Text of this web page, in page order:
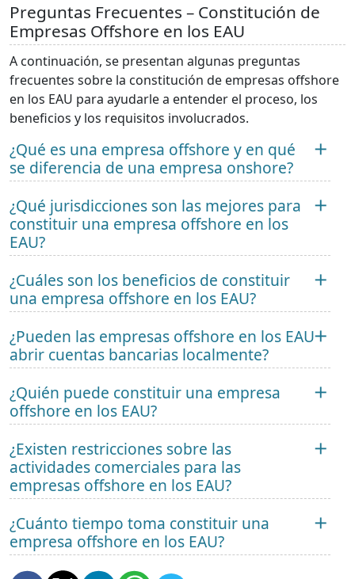
Preguntas Frecuentes – Constitución de
Empresas Offshore en los EAU
A continuación, se presentan algunas preguntas
frecuentes sobre la constitución de empresas offshore
en los EAU para ayudarle a entender el proceso, los
beneficios y los requisitos involucrados.
¿Qué es una empresa offshore y en qué
se diferencia de una empresa onshore?
¿Qué jurisdicciones son las mejores para
constituir una empresa offshore en los
EAU?
¿Cuáles son los beneficios de constituir
una empresa offshore en los EAU?
¿Pueden las empresas offshore en los EAU
abrir cuentas bancarias localmente?
¿Quién puede constituir una empresa
offshore en los EAU?
¿Existen restricciones sobre las
actividades comerciales para las
empresas offshore en los EAU?
¿Cuánto tiempo toma constituir una
empresa offshore en los EAU?